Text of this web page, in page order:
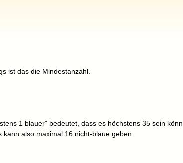
ist das die Mindestanzahl.
1 blauer" bedeutet, dass es höchstens 35 sein
also maximal 16 nicht-blaue geben.